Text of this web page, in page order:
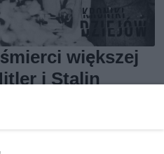
większej
i Stalin
to czczą go